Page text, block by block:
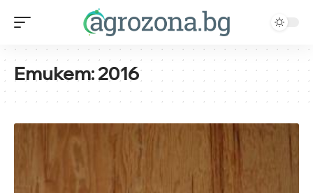
Етикет:2016